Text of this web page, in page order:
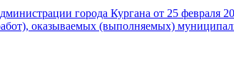
города Кургана от 25 февраля
оказываемых (выполняемых)